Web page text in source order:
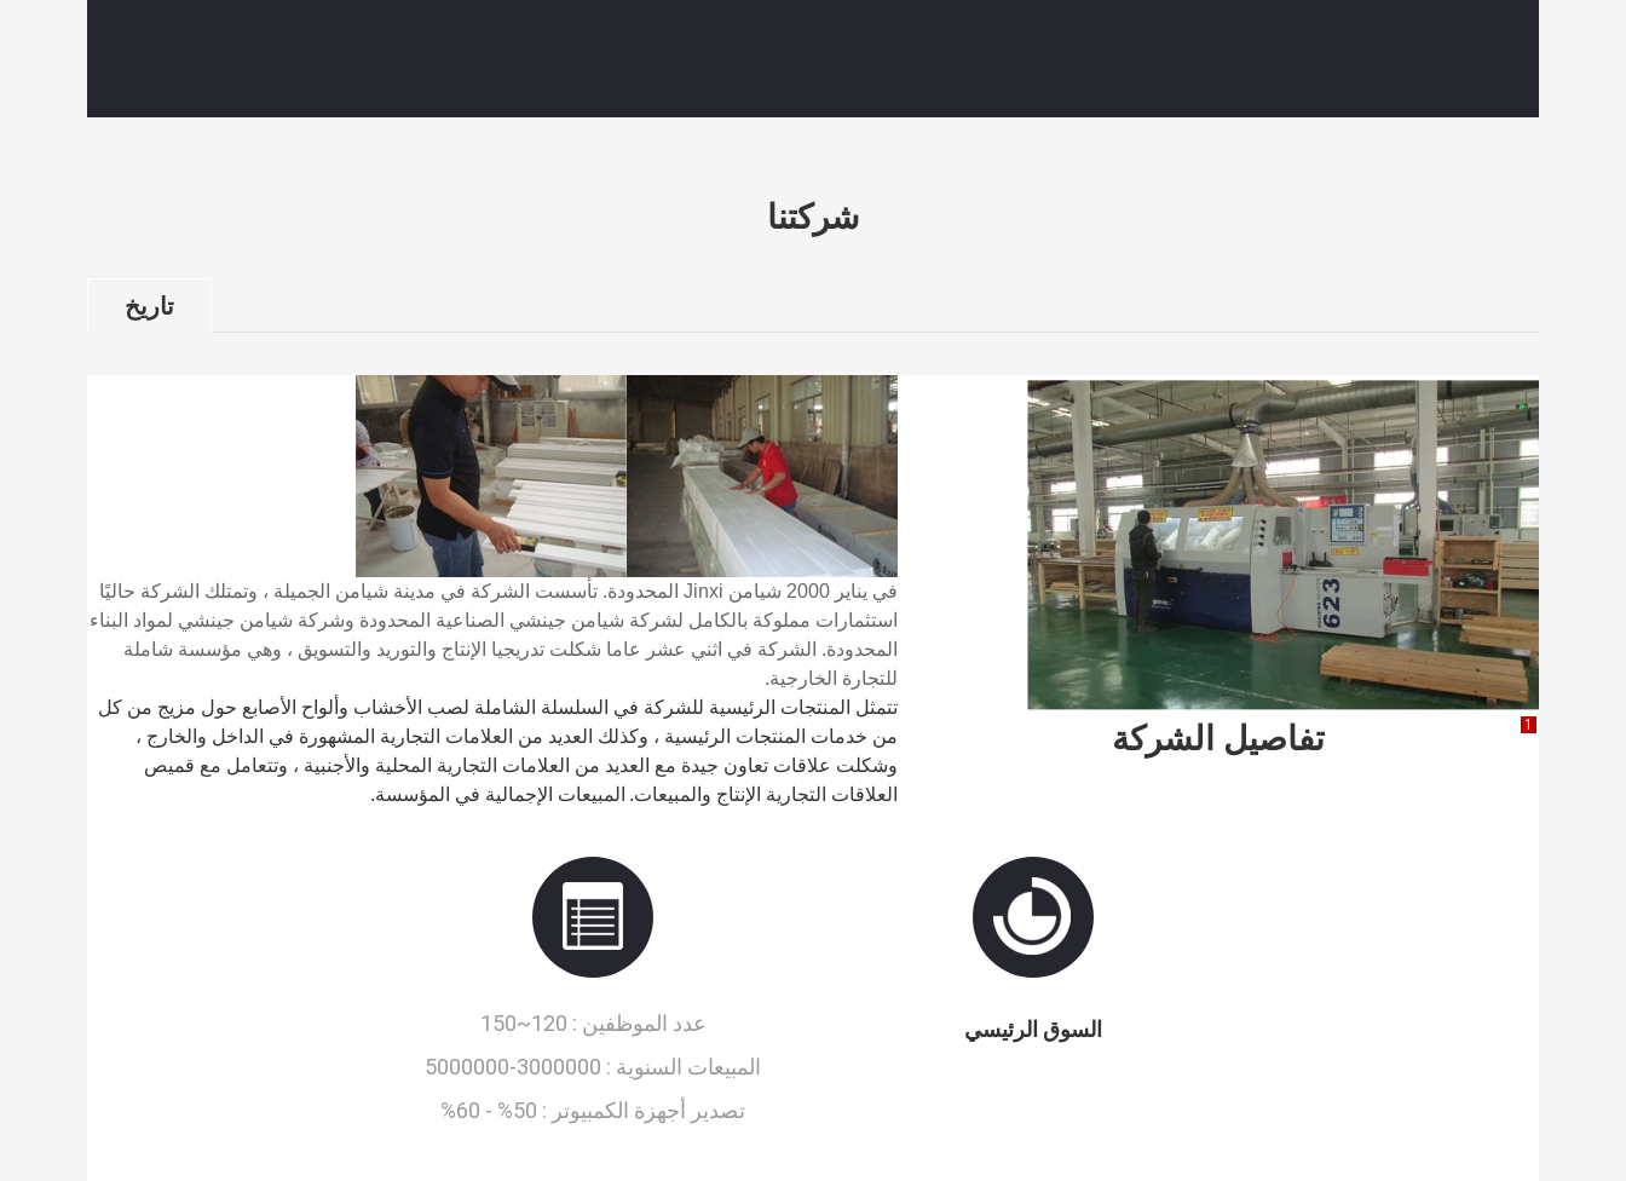
شركتنا
تاريخ
في يناير 2000 شيامن Jinxi المحدودة.
تأسست الشركة في مدينة شيامن الجميلة ، وتمتلك الشركة حاليًا
استثمارات مملوكة بالكامل لشركة شيامن جينشي الصناعية المحدودة وشركة شيامن جينشي لمواد البناء
المحدودة. الشركة في اثني عشر عاما شكلت تدريجيا الإنتاج والتوريد والتسويق ، وهي مؤسسة شاملة
للتجارة الخارجية.
تتمثل المنتجات الرئيسية للشركة في السلسلة الشاملة لصب الأخشاب وألواح الأصابع حول مزيج من كل
من خدمات المنتجات الرئيسية ، وكذلك العديد من العلامات التجارية المشهورة في الداخل والخارج ،
وشكلت علاقات تعاون جيدة مع العديد من العلامات التجارية المحلية والأجنبية ، وتتعامل مع قميص
العلاقات التجارية الإنتاج والمبيعات. المبيعات الإجمالية في المؤسسة.
1 تفاصيل الشركة
السوق الرئيسي عدد الموظفين : 120~150
المبيعات السنوية : 3000000-5000000
تصدير أجهزة الكمبيوتر : 50% - 60%